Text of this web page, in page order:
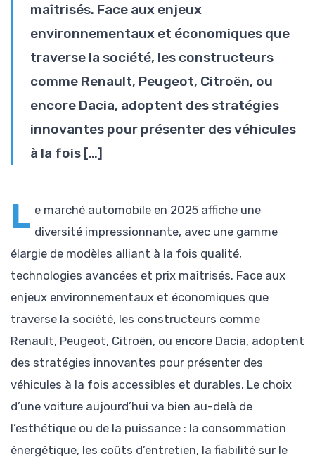
maîtrisés. Face aux enjeux
environnementaux et économiques que
traverse la société, les constructeurs
comme Renault, Peugeot, Citroën, ou
encore Dacia, adoptent des stratégies
innovantes pour présenter des véhicules
à la fois […]
L e marché automobile en 2025 affiche une
diversité impressionnante, avec une gamme
élargie de modèles alliant à la fois qualité,
technologies avancées et prix maîtrisés. Face aux
enjeux environnementaux et économiques que
traverse la société, les constructeurs comme
Renault, Peugeot, Citroën, ou encore Dacia, adoptent
des stratégies innovantes pour présenter des
véhicules à la fois accessibles et durables. Le choix
d’une voiture aujourd’hui va bien au-delà de
l’esthétique ou de la puissance : la consommation
énergétique, les coûts d’entretien, la fiabilité sur le